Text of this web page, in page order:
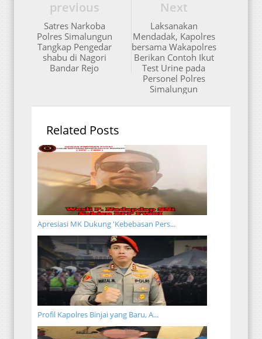
Next
Laksanakan
Mendadak, Kapolres
bersama Wakapolres
Berikan Contoh Ikut
Test Urine pada
Personel Polres
Simalungun
previous
Satres Narkoba
Polres Simalungun
Tangkap Pengedar
shabu di Nagori
Bandar Rejo
Related Posts
Apresiasi MK Dukung 'Kebebasan Pers...
Profil Kapolres Binjai yang Baru, A...